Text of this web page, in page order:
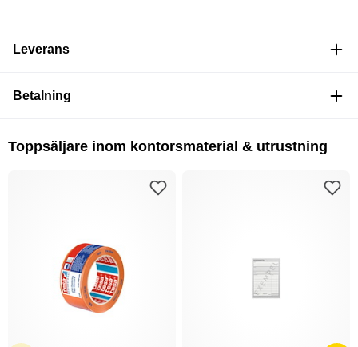
Leverans
Betalning
Toppsäljare inom kontorsmaterial & utrustning